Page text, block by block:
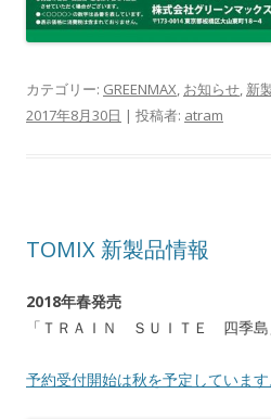
カテゴリー: GREENMAX, お知らせ, 新
2017年8月30日 | 投稿者: atram
TOMIX 新製品情報
2018年春発売
「ＴＲＡＩＮ ＳＵＩＴＥ 四季島
予約受付開始は秋を予定しています